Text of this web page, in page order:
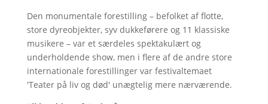
Den monumentale forestilling – befolket af flotte,
store dyreobjekter, syv dukkeførere og 11 klassiske
musikere – var et særdeles spektakulært og
underholdende show, men i flere af de andre store
internationale forestillinger var festivaltemaet
'Teater på liv og død' unægtelig mere nærværende.